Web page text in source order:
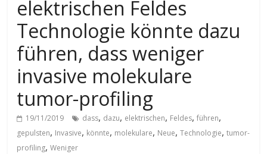
elektrischen Feldes
Technologie könnte dazu
führen, dass weniger
invasive molekulare
tumor-profiling
19/11/2019 dass, dazu, elektrischen, Feldes,führen,
gepulsten, Invasive, könnte, molekulare, Neue,Technologie,tumor-
profiling,Weniger